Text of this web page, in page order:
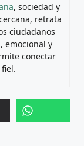
, sociedad y
retrata
ciudadanos
emocional y
conectar